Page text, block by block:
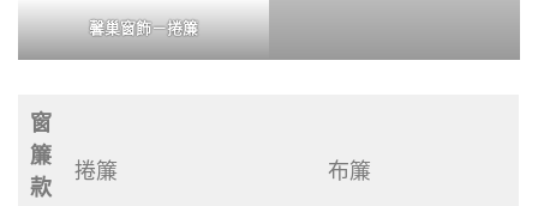
馨巢窗飾－捲簾
窗
簾
款
捲簾 布簾